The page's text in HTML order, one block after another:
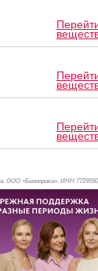
ООО «Бионорика», ИНН 772